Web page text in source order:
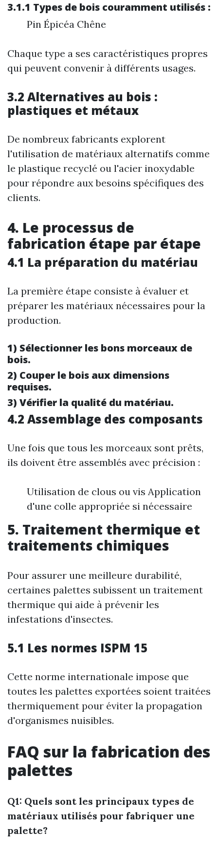
3.1.1 Types de bois couramment utilisés :
Pin Épicéa Chêne
Chaque type a ses caractéristiques propres
qui peuvent convenir à différents usages.
3.2 Alternatives au bois :
plastiques et métaux
De nombreux fabricants explorent
l'utilisation de matériaux alternatifs comme
le plastique recyclé ou l'acier inoxydable
pour répondre aux besoins spécifiques des
clients.
4. Le processus de
fabrication étape par étape
4.1 La préparation du matériau
La première étape consiste à évaluer et
préparer les matériaux nécessaires pour la
production.
1) Sélectionner les bons morceaux de
bois.
2) Couper le bois aux dimensions
requises.
3) Vérifier la qualité du matériau.
4.2 Assemblage des composants
Une fois que tous les morceaux sont prêts,
ils doivent être assemblés avec précision :
Utilisation de clous ou vis Application
d'une colle appropriée si nécessaire
5. Traitement thermique et
traitements chimiques
Pour assurer une meilleure durabilité,
certaines palettes subissent un traitement
thermique qui aide à prévenir les
infestations d'insectes.
5.1 Les normes ISPM 15
Cette norme internationale impose que
toutes les palettes exportées soient traitées
thermiquement pour éviter la propagation
d'organismes nuisibles.
FAQ sur la fabrication des
palettes
Q1: Quels sont les principaux types de
matériaux utilisés pour fabriquer une
palette?